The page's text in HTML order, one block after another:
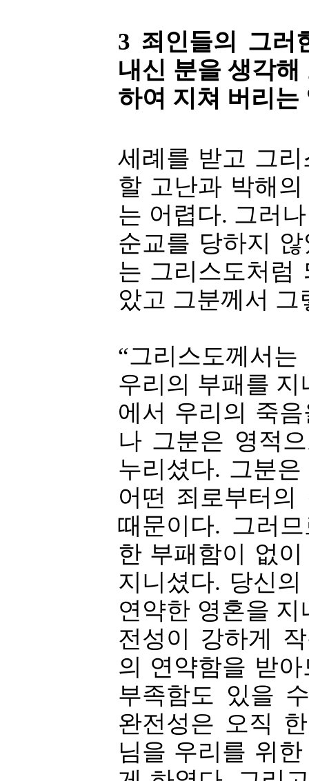
3 죄인들의 그러
내신 분을 생각
하여 지쳐 버리는
세례를 받고 그
할 고난과 박해
는 어렵다. 그러
순교를 당하지
는 그리스도처럼
았고 그분께서 그
“그리스도께서
우리의 부패를
에서 우리의 죽
나 그분은 영적
누리셨다. 그분
어떤 죄로부터
때문이다. 그러
한 부패함이 없
지니셨다. 당신
연약한 영혼을
전성이 강하게
의 연약함을 받
부족함도 있을
완전성은 오직
님을 우리를 위